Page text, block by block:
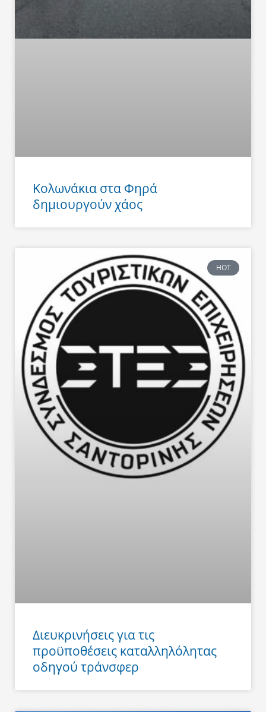
Κολωνάκια στα Φηρά
δημιουργούν χάος
HOT
Διευκρινήσεις για τις
προϋποθέσεις καταλληλόλητας
οδηγού τράνσφερ